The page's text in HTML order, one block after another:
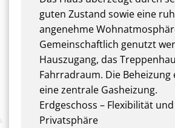
guten Zustand sowie eine
angenehme
Gemeinschaftlich genutzt
Hauszugang, das
Fahrradraum. Die
eine zentrale Gasheizung.
Erdgeschoss – Flexibilität und
Privatsphäre